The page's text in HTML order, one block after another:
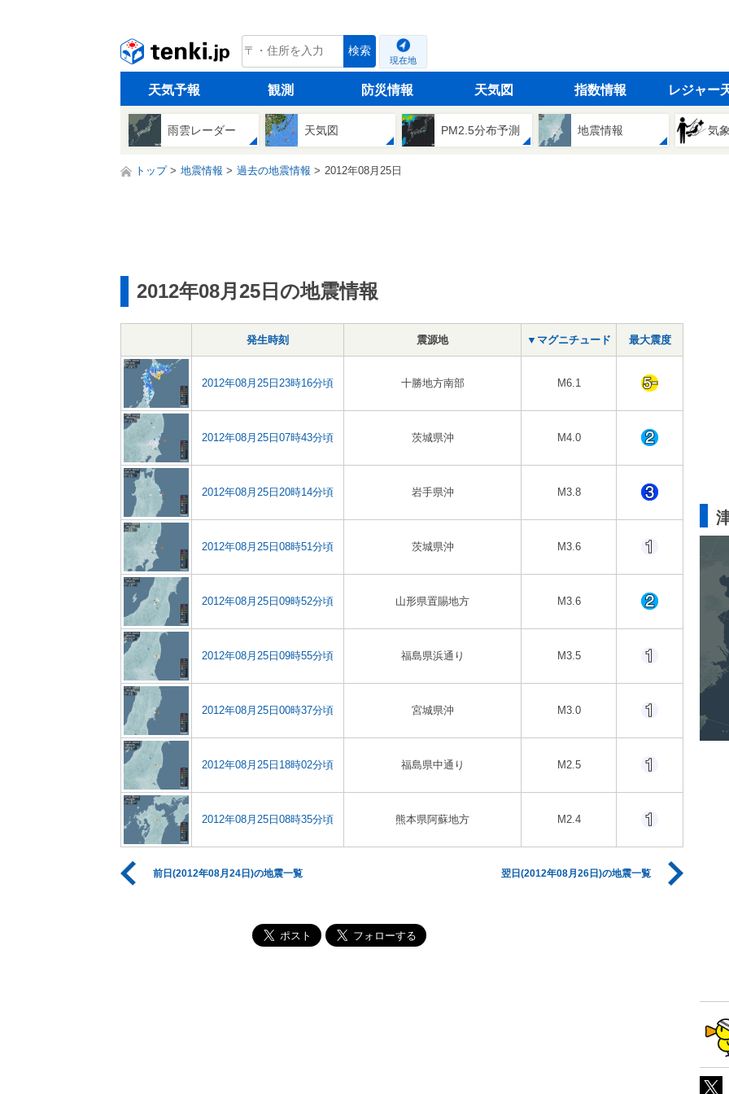
tenki.jp 検索
現在地
天気予報 観測 防災情報 天気図 指数情報 レジャー
雨雲レーダー 天気図 PM2.5分布予測 地震情報 気
トップ 地震情報 過去の地震情報 2012年08月25日
2012年08月25日の地震情報
発生時刻 震源地 ▼マグニチュード 最大震度
2012年08月25日23時16分頃 十勝地方南部 M6.1
2012年08月25日07時43分頃 茨城県沖 M4.0
2012年08月25日20時14分頃 岩手県沖 M3.8
2012年08月25日08時51分頃 茨城県沖 M3.6
2012年08月25日09時52分頃 山形県置賜地方 M3.6
2012年08月25日09時55分頃 福島県浜通り M3.5
2012年08月25日00時37分頃 宮城県沖 M3.0
2012年08月25日18時02分頃 福島県中通り M2.5
2012年08月25日08時35分頃 熊本県阿蘇地方 M2.4
前日(2012年08月24日)の地震一覧 翌日(2012年08月26日)の地震一覧